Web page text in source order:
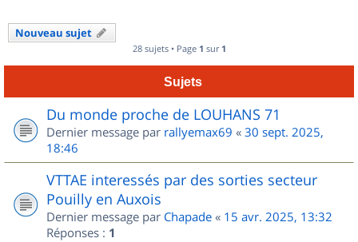
Nouveau sujet
28 sujets • Page 1 sur 1
Sujets
Du monde proche de LOUHANS 71
Dernier message par rallyemax69 « 30 sept. 2025,
18:46
VTTAE interessés par des sorties secteur
Pouilly en Auxois
Dernier message par Chapade « 15 avr. 2025, 13:32
Réponses : 1